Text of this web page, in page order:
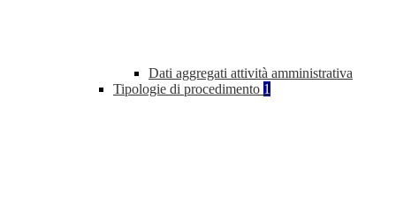
Dati aggregati attività amministrativa
Tipologie di procedimento 1